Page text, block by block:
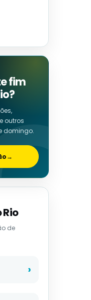
fim
outros
domingo.
→
de